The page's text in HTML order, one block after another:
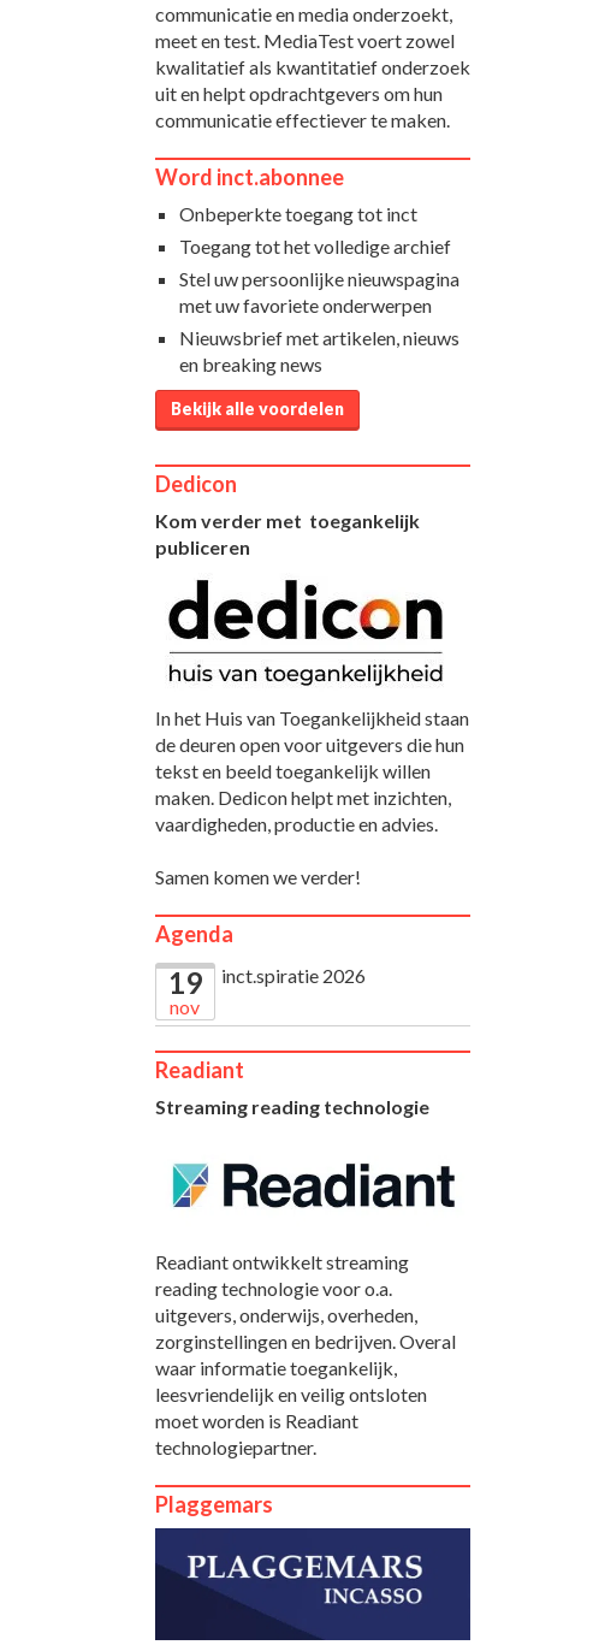
communicatie en media onderzoekt,
meet en test. MediaTest voert zowel
kwalitatief als kwantitatief onderzoek
uit en helpt opdrachtgevers om hun
communicatie effectiever te maken.
Word inct.abonnee
Onbeperkte toegang tot inct
Toegang tot het volledige archief
Stel uw persoonlijke nieuwspagina
met uw favoriete onderwerpen
Nieuwsbrief met artikelen, nieuws
en breaking news
Bekijk alle voordelen
Dedicon
Kom verder met toegankelijk
publiceren
In het Huis van Toegankelijkheid staan
de deuren open voor uitgevers die hun
tekst en beeld toegankelijk willen
maken. Dedicon helpt met inzichten,
vaardigheden, productie en advies.
Samen komen we verder!
Agenda
19
nov
inct.spiratie 2026
Readiant
Streaming reading technologie
Readiant ontwikkelt streaming
reading technologie voor o.a.
uitgevers, onderwijs, overheden,
zorginstellingen en bedrijven. Overal
waar informatie toegankelijk,
leesvriendelijk en veilig ontsloten
moet worden is Readiant
technologiepartner.
Plaggemars